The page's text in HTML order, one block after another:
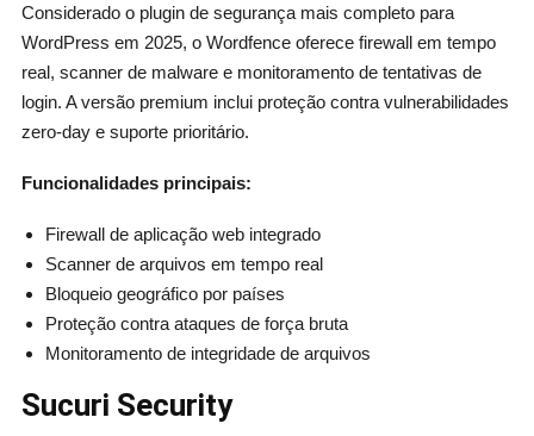
Considerado o plugin de segurança mais completo para
WordPress em 2025, o Wordfence oferece firewall em tempo
real, scanner de malware e monitoramento de tentativas de
login. A versão premium inclui proteção contra vulnerabilidades
zero-day e suporte prioritário.
Funcionalidades principais:
Firewall de aplicação web integrado
Scanner de arquivos em tempo real
Bloqueio geográfico por países
Proteção contra ataques de força bruta
Monitoramento de integridade de arquivos
Sucuri Security